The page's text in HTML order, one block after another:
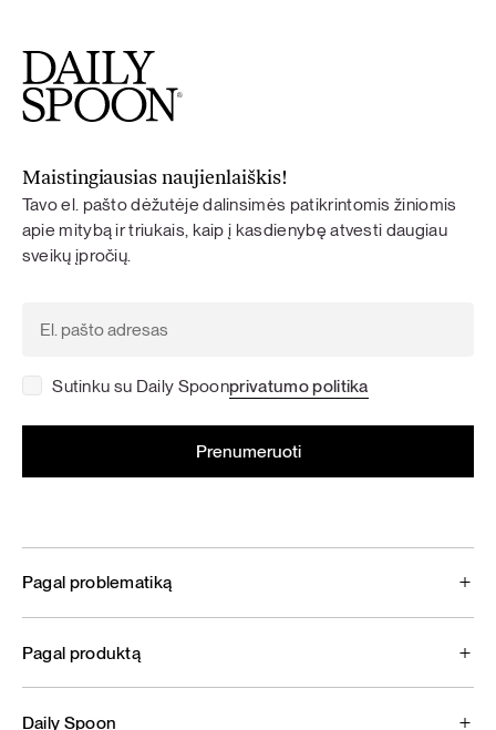
Maistingiausias naujienlaiškis!
Tavo el. pašto dėžutėje dalinsimės patikrintomis žiniomis
apie mitybą ir triukais, kaip į kasdienybę atvesti daugiau
sveikų įpročių.
Sutinku su Daily Spoonprivatumo politika
Pagal problematiką
Pagal produktą
Daily Spoon